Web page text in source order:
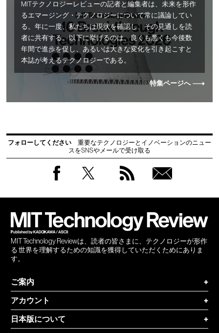
MITテクノロジーレビューの記者と編集者は、未来を形作
るエマージング・テクノロジーについて常に議論してい
る。年に一度、私たちは現状を確認し、その見通しを読
者に共有する。以下に挙げるのは、良くも悪くも今後数
年間で進歩を促し、あるいは大きな変化を引き起こすと
本誌が考えるテクノロジーである。
特集ページへ
フォローしてください
重要なテクノロジーとイノベーションのニュー
スをSNSやメールで受け取る
MIT Technology Reviewは、読者の皆さまに、テクノロジーが形作
る 世界を理解するための知識を獲得していただくためにありま
す。
ご案内
+
アカウント
+
日本版について
+